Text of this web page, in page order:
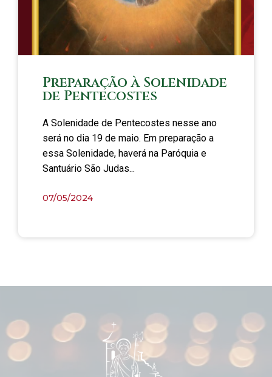
Preparação à Solenidade
de Pentecostes
A Solenidade de Pentecostes nesse ano
será no dia 19 de maio. Em preparação a
essa Solenidade, haverá na Paróquia e
Santuário São Judas...
07/05/2024